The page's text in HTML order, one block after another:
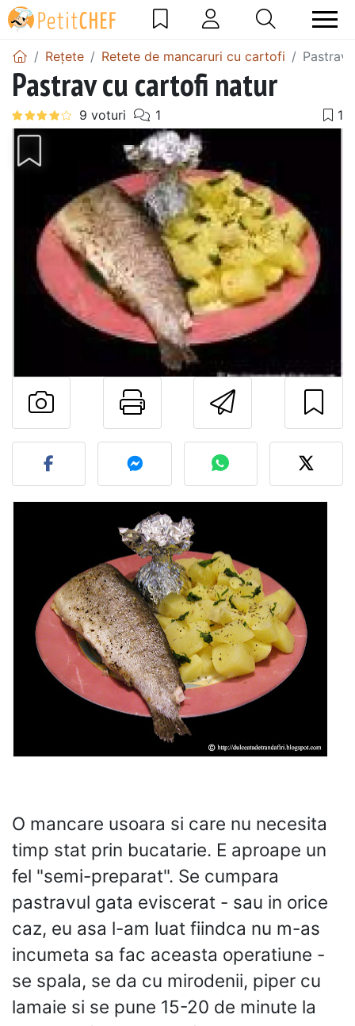
Rețete Retete de mancaruri cu cartofi Pastrav
Pastrav cu cartofi natur
Trimite
Printează pagina
Postează o poză cu
O mancare usoara si care nu necesita
timp stat prin bucatarie. E aproape un
fel "semi-preparat". Se cumpara
pastravul gata eviscerat - sau in orice
caz, eu asa l-am luat fiindca nu m-as
incumeta sa fac aceasta operatiune -
se spala, se da cu mirodenii, piper cu
lamaie si se pune 15-20 de minute la